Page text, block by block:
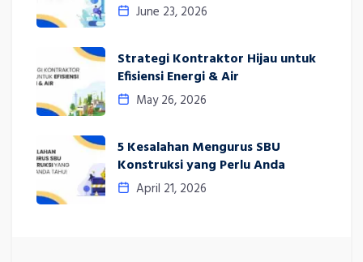
June 23, 2026
Strategi Kontraktor Hijau untuk
Efisiensi Energi & Air
May 26, 2026
5 Kesalahan Mengurus SBU
Konstruksi yang Perlu Anda
April 21, 2026